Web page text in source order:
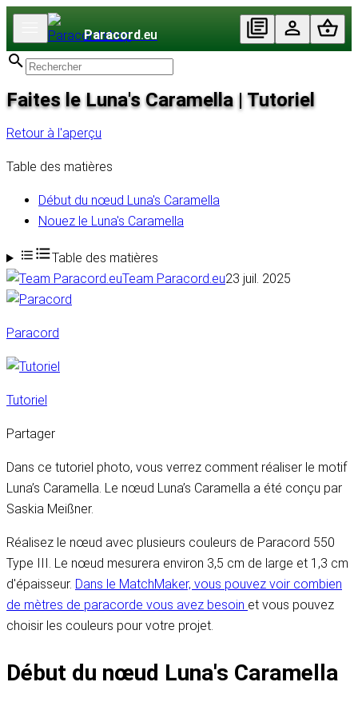
Paracord.eu
Faites le Luna's Caramella | Tutoriel
Retour à l'aperçu
Table des matières
Début du nœud Luna's Caramella
Nouez le Luna's Caramella
Table des matières
Team Paracord.eu23 juil. 2025
Paracord
Tutoriel
Partager
Dans ce tutoriel photo, vous verrez comment réaliser le motif
Luna’s Caramella. Le nœud Luna’s Caramella a été conçu par
Saskia Meißner.
Réalisez le nœud avec plusieurs couleurs de Paracord 550
Type III. Le nœud mesurera environ 3,5 cm de large et 1,3 cm
d'épaisseur. Dans le MatchMaker, vous pouvez voir combien
de mètres de paracorde vous avez besoin et vous pouvez
choisir les couleurs pour votre projet.
Début du nœud Luna's Caramella